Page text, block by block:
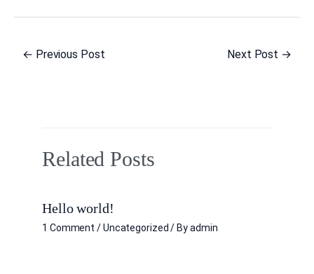
← Previous Post Next Post →
Related Posts
Hello world!
1 Comment /Uncategorized / Byadmin